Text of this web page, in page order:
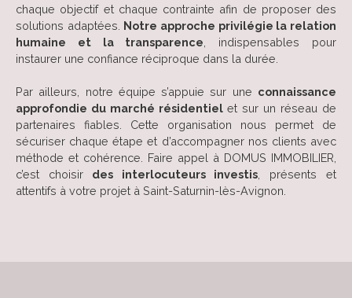
chaque objectif et chaque contrainte afin de proposer des
solutions adaptées. Notre approche privilégie la relation
humaine et la transparence , indispensables pour
instaurer une confiance réciproque dans la durée.
Par ailleurs, notre équipe s’appuie sur une connaissance
approfondie du marché résidentiel et sur un réseau de
partenaires fiables. Cette organisation nous permet de
sécuriser chaque étape et d’accompagner nos clients avec
méthode et cohérence. Faire appel à DOMUS IMMOBILIER,
c’est choisirdes interlocuteurs investis , présents et
attentifs à votre projet à Saint-Saturnin-lès-Avignon.